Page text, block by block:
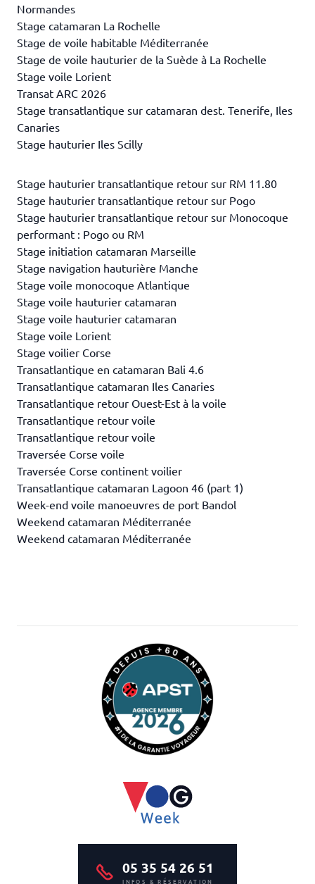
Normandes
Stage catamaran La Rochelle
Stage de voile habitable Méditerranée
Stage de voile hauturier de la Suède à La Rochelle
Stage voile Lorient
Transat ARC 2026
Stage transatlantique sur catamaran dest. Tenerife, Iles
Canaries
Stage hauturier Iles Scilly
Stage hauturier transatlantique retour sur RM 11.80
Stage hauturier transatlantique retour sur Pogo
Stage hauturier transatlantique retour sur Monocoque
performant : Pogo ou RM
Stage initiation catamaran Marseille
Stage navigation hauturière Manche
Stage voile monocoque Atlantique
Stage voile hauturier catamaran
Stage voile hauturier catamaran
Stage voile Lorient
Stage voilier Corse
Transatlantique en catamaran Bali 4.6
Transatlantique catamaran Iles Canaries
Transatlantique retour Ouest-Est à la voile
Transatlantique retour voile
Transatlantique retour voile
Traversée Corse voile
Traversée Corse continent voilier
Transatlantique catamaran Lagoon 46 (part 1)
Week-end voile manoeuvres de port Bandol
Weekend catamaran Méditerranée
Weekend catamaran Méditerranée
05 35 54 26 51
INFOS & RÉSERVATION